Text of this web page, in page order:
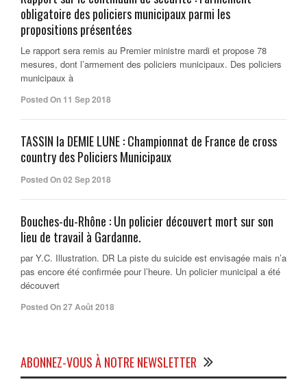
obligatoire des policiers municipaux parmi les
propositions présentées
Le rapport sera remis au Premier ministre mardi et propose 78
mesures, dont l’armement des policiers municipaux. Des policiers
municipaux à
Posted On 11 Sep 2018
TASSIN la DEMIE LUNE : Championnat de France de cross
country des Policiers Municipaux
Posted On 02 Sep 2018
Bouches-du-Rhône : Un policier découvert mort sur son
lieu de travail à Gardanne.
par Y.C. Illustration. DR La piste du suicide est envisagée mais n’a
pas encore été confirmée pour l’heure. Un policier municipal a été
découvert
Posted On 27 Août 2018
ABONNEZ-VOUS À NOTRE NEWSLETTER